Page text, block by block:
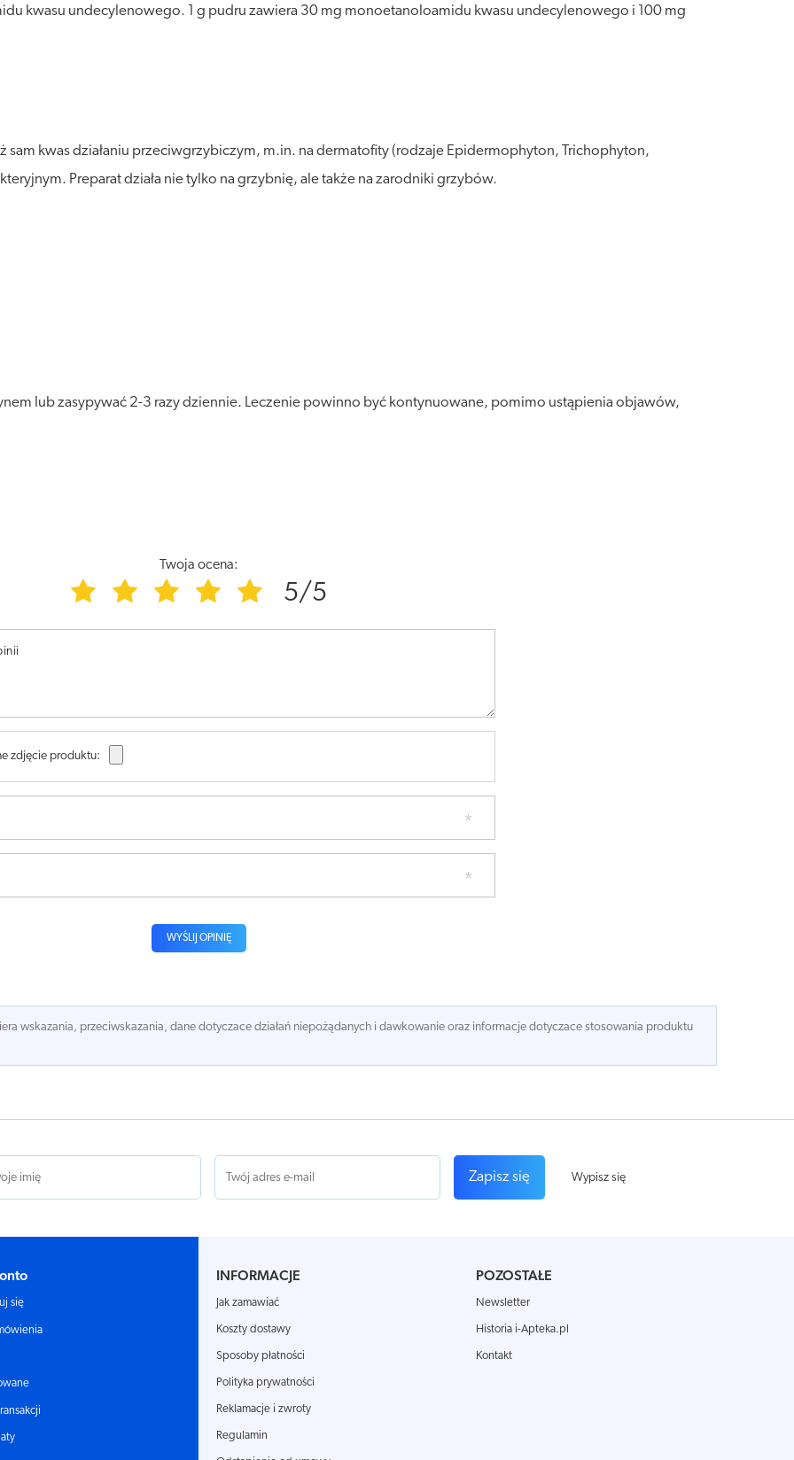
kwasu undecylenowego. 1 g pudru zawiera 30 mg monoetanoloamidu kwasu undecylenowego i 100 mg
kwas działaniu przeciwgrzybiczym, m.in. na dermatofity (rodzaje Epidermophyton, Trichophyton,
Preparat działa nie tylko na grzybnię, ale także na zarodniki grzybów.
lub zasypywać 2-3 razy dziennie. Leczenie powinno być kontynuowane, pomimo ustąpienia objawów,
Twoja ocena:
5/5
zdjęcie produktu:
WYŚLIJ OPINIĘ
wskazania, przeciwskazania, dane dotyczace działań niepożądanych i dawkowanie oraz informacje dotyczace stosowania produktu
Zapisz się Wypisz się
się
INFORMACJE
Jak zamawiać
Koszty dostawy
Sposoby płatności
Polityka prywatności
Reklamacje i zwroty
Regulamin
POZOSTAŁE
Newsletter
Historia i-Apteka.pl
Kontakt